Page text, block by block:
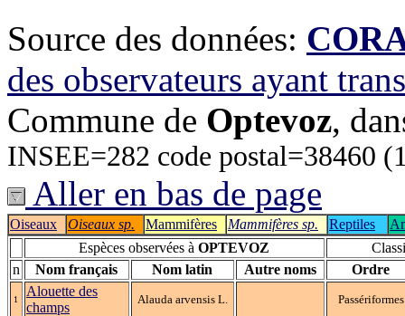
Source des données:
des observateurs ayant
Commune de Optevoz,
INSEE=282 code postal=38460
Aller en bas de page
Oiseaux Oiseaux sp. Mammifères Mammifères sp. Reptiles
Espèces observées àOPTEVOZ
n
Nom français Nom latin Autre noms Ordre
1
Alouette des
champs
Alauda arvensis L. Passériformes